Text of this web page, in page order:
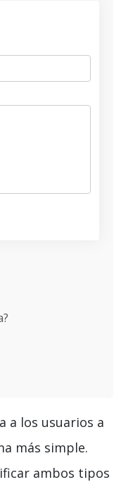
a los usuarios a
más simple.
ambos tipos